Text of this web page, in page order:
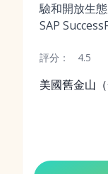
驗和開放生
SAP
評分： 4.5
美國舊金山（